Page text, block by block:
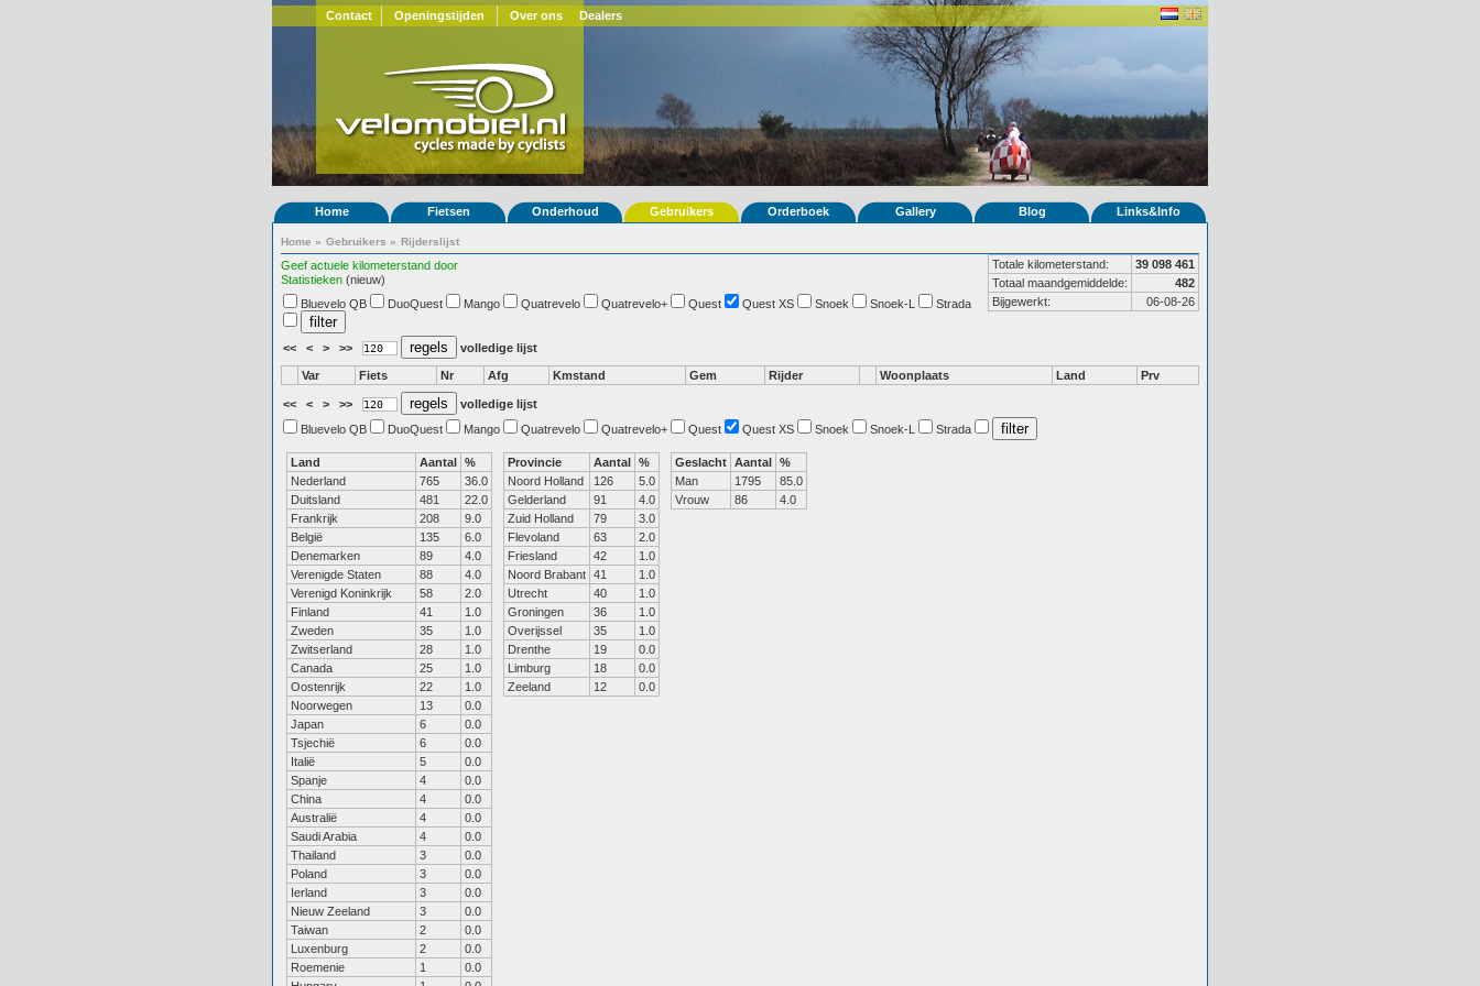
Contact Openingstijden Over ons Dealers
Home Fietsen Onderhoud Gebruikers Orderboek Gallery Blog Links&Info
Home » Gebruikers » Rijderslijst
Geef actuele kilometerstand door
Statistieken (nieuw)
Totale kilometerstand:
39 098 461
Totaal maandgemiddelde:
482
Bijgewerkt:
06-08-26
Bluevelo QB DuoQuest Mango Quatrevelo Quatrevelo+ Quest Quest XS Snoek Snoek-L Strada
<< < > >> volledige lijst
Var Fiets Nr Afg Kmstand Gem Rijder Woonplaats Land Prv
<< < > >>
volledige lijst
Bluevelo QB
DuoQuest Mango Quatrevelo Quatrevelo+ Quest Quest XS Snoek Snoek-L Strada
Land Aantal %
Nederland
765
36.0
Duitsland
481
22.0
Frankrijk
208
9.0
België
135
6.0
Denemarken
89
4.0
Verenigde Staten
88
4.0
Verenigd Koninkrijk
58
2.0
Finland
41
1.0
Zweden
35
1.0
Zwitserland
28
1.0
Canada
25
1.0
Oostenrijk
22
1.0
Noorwegen
13
0.0
Japan
6
0.0
Tsjechië
6
0.0
Italië
5
0.0
Spanje
4
0.0
China
4
0.0
Australië
4
0.0
Saudi Arabia
4
0.0
Thailand
3
0.0
Poland
3
0.0
Ierland
3
0.0
Nieuw Zeeland
3
0.0
Taiwan
2
0.0
Luxenburg
2
0.0
Roemenie
1
0.0
Provincie Aantal %
Noord Holland
126
5.0
Gelderland
91
4.0
Zuid Holland
79
3.0
Flevoland
63
2.0
Friesland
42
1.0
Noord Brabant 41
1.0
Utrecht
40
1.0
Groningen
36
1.0
Overijssel
35
1.0
Drenthe
19
0.0
Limburg
18
0.0
Zeeland
12 0.0
Geslacht Aantal %
Man
1795
85.0
Vrouw
86 4.0